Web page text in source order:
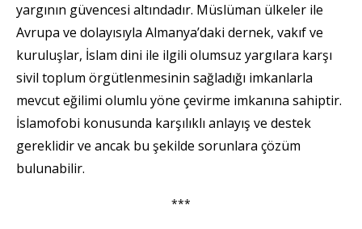
yargının güvencesi altındadır. Müslüman ülkeler ile
Avrupa ve dolayısıyla Almanya’daki dernek, vakıf ve
kuruluşlar, İslam dini ile ilgili olumsuz yargılara karşı
sivil toplum örgütlenmesinin sağladığı imkanlarla
mevcut eğilimi olumlu yöne çevirme imkanına sahiptir.
İslamofobi konusunda karşılıklı anlayış ve destek
gereklidir ve ancak bu şekilde sorunlara çözüm
bulunabilir.
***